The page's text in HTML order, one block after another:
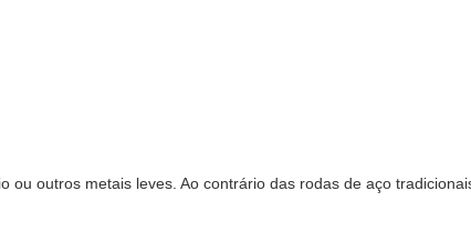
outros metais leves. Ao contrário das rodas de aço